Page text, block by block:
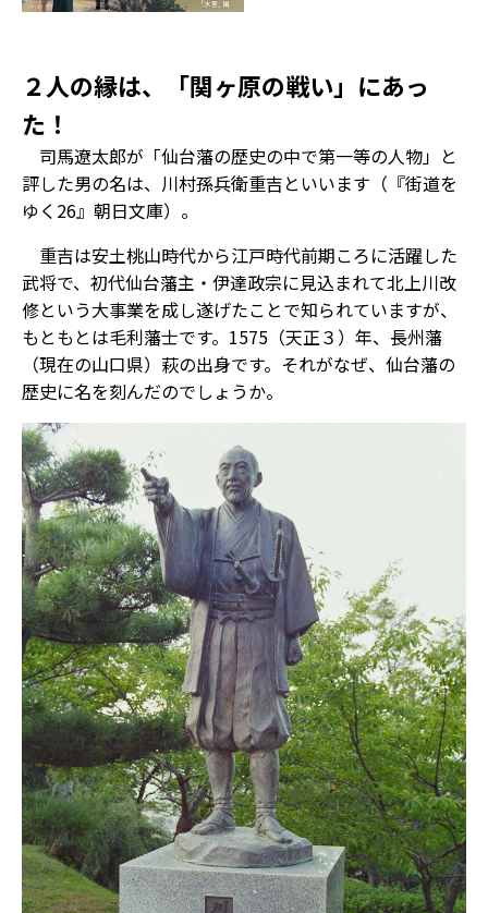
２人の縁は、「関ヶ原の戦い」にあっ
た！
司馬遼太郎が「仙台藩の歴史の中で第一等の人物」と
評した男の名は、川村孫兵衛重吉といいます（『街道を
ゆく26』朝日文庫）。
重吉は安土桃山時代から江戸時代前期ころに活躍した
武将で、初代仙台藩主・伊達政宗に見込まれて北上川改
修という大事業を成し遂げたことで知られていますが、
もともとは毛利藩士です。1575（天正３）年、長州藩
（現在の山口県）萩の出身です。それがなぜ、仙台藩の
歴史に名を刻んだのでしょうか。